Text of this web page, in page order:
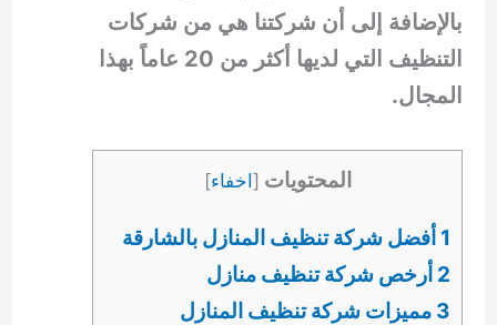
بالإضافة إلى أن شركتنا هي من شركات
التنظيف التي لديها أكثر من 20 عاماً بهذا
المجال.
المحتويات [اخفاء]
1 أفضل شركة تنظيف المنازل بالشارقة
2 أرخص شركة تنظيف منازل
3 مميزات شركة تنظيف المنازل